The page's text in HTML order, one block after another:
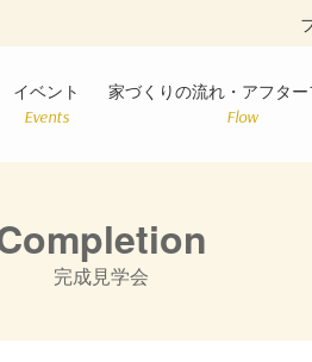
イベント
Events
家づくりの流れ・アフタ
Flow
完成見学会